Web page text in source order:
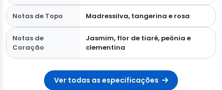
Notas de Topo Madressilva, tangerina e rosa
Notas de
Coração
Jasmim, flor de tiaré, peônia e
clementina
Ver todas as especificações